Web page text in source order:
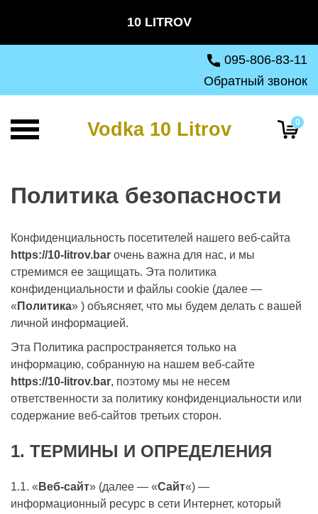
10 LITROV
095-806-83-11
Обратный звонок
Vodka 10 Litrov 0
Политика безопасности
Конфиденциальность посетителей нашего веб-сайта
https://10-litrov.bar очень важна для нас, и мы
стремимся ее защищать. Эта политика
конфиденциальности и файлы cookie (далее —
« Политика» ) объясняет, что мы будем делать с вашей
личной информацией.
Эта Политика распространяется только на
информацию, собранную на нашем веб-сайте
https://10-litrov.bar, поэтому мы не несем
ответственности за политику конфиденциальности или
содержание веб-сайтов третьих сторон.
1. ТЕРМИНЫ И ОПРЕДЕЛЕНИЯ
1.1. « Веб-сайт» (далее — «Сайт«) —
информационный ресурс в сети Интернет, который